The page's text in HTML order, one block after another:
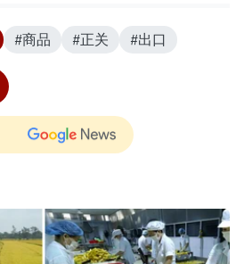
#商品 #正关 #出口